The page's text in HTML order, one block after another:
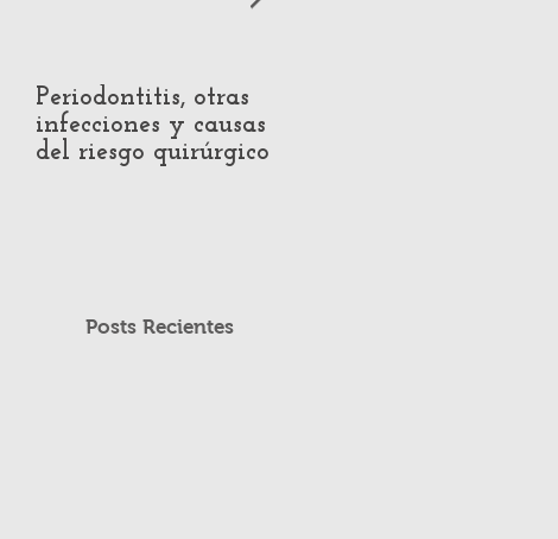
Periodontitis, otras
infecciones y causas
del riesgo quirúrgico
Posts Recientes